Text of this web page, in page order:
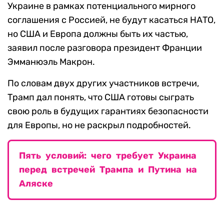
Украине в рамках потенциального мирного
соглашения с Россией, не будут касаться НАТО,
но США и Европа должны быть их частью,
заявил после разговора президент Франции
Эмманюэль Макрон.
По словам двух других участников встречи,
Трамп дал понять, что США готовы сыграть
свою роль в будущих гарантиях безопасности
для Европы, но не раскрыл подробностей.
Пять условий: чего требует Украина
перед встречей Трампа и Путина на
Аляске